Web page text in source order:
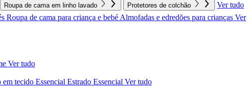
Roupa de cama em linho lavado Protetores de colchão Ver tudo
Roupa de cama para criança e bebé Almofadas e edredões para crianças Ver
Ver tudo
em tecido Essencial Estrado Essencial Ver tudo